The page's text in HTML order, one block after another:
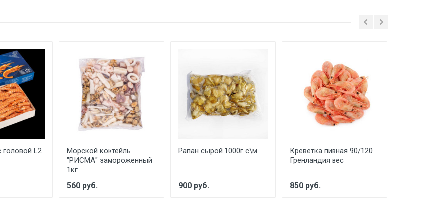
головой L2
Морской коктейль
"РИСМА" замороженный
1кг
560 руб.
Рапан сырой 1000г с\м
900 руб.
Креветка пивная 90/120
Гренландия вес
850 руб.